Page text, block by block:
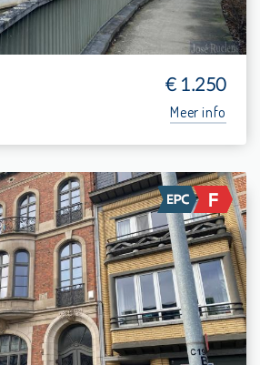
€ 1.250
Meer info
Verhuurd: Studio
-
-
1
32 m²